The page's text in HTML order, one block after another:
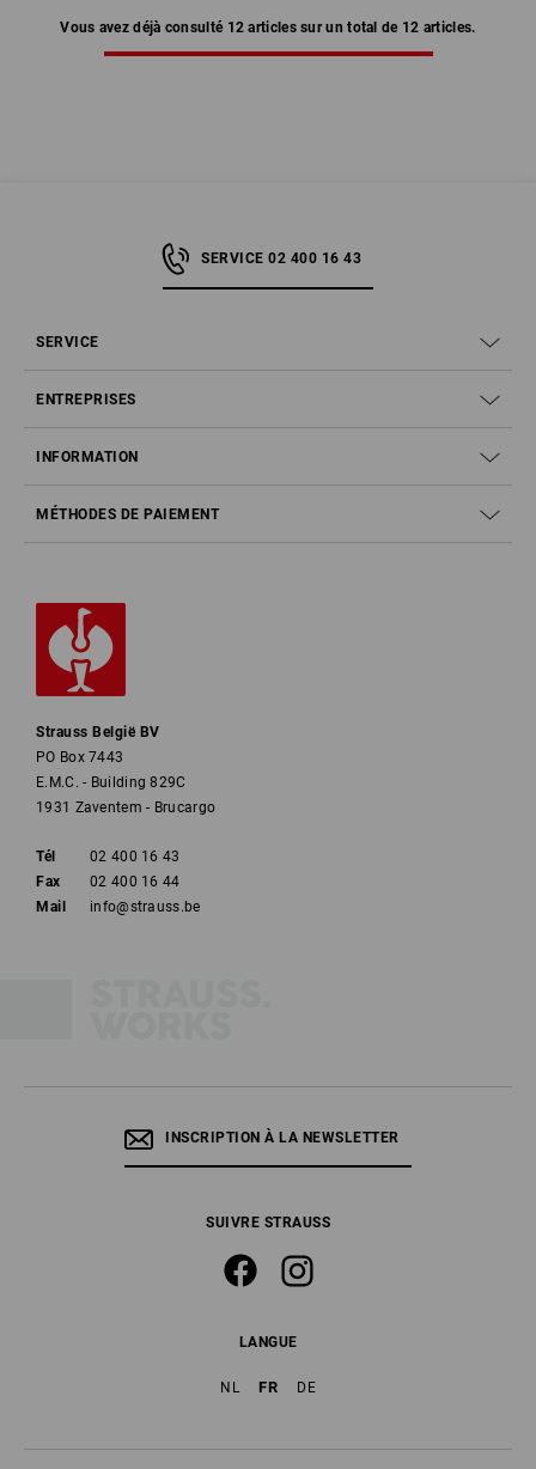
Vous avez déjà consulté 12 articles sur un total de 12 articles.
SERVICE 02 400 16 43
SERVICE
ENTREPRISES
INFORMATION
MÉTHODES DE PAIEMENT
Strauss België BV
PO Box 7443
E.M.C. - Building 829C
1931 Zaventem - Brucargo
Tél
02 400 16 43
Fax
02 400 16 44
Mail
info@strauss.be
INSCRIPTION À LA NEWSLETTER
SUIVRE STRAUSS
LANGUE
NL FR DE